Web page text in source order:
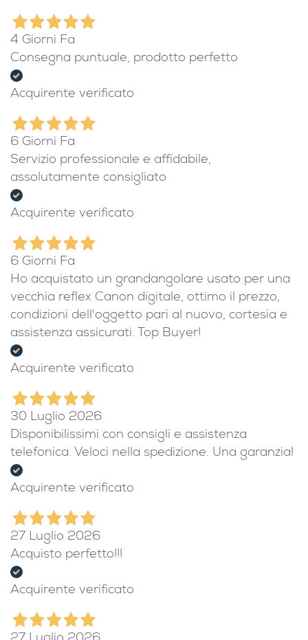
4 Giorni Fa
Consegna puntuale, prodotto perfetto
Acquirente verificato
6 Giorni Fa
Servizio professionale e affidabile,
assolutamente consigliato
Acquirente verificato
6 Giorni Fa
Ho acquistato un grandangolare usato per una
vecchia reflex Canon digitale, ottimo il prezzo,
condizioni dell'oggetto pari al nuovo, cortesia e
assistenza assicurati. Top Buyer!
Acquirente verificato
30 Luglio 2026
Disponibilissimi con consigli e assistenza
telefonica. Veloci nella spedizione. Una garanzia!
Acquirente verificato
27 Luglio 2026
Acquisto perfetto!!!
Acquirente verificato